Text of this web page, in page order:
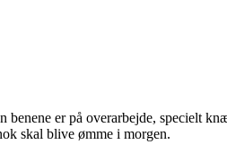
er på overarbejde, specielt
skal blive ømme i morgen.